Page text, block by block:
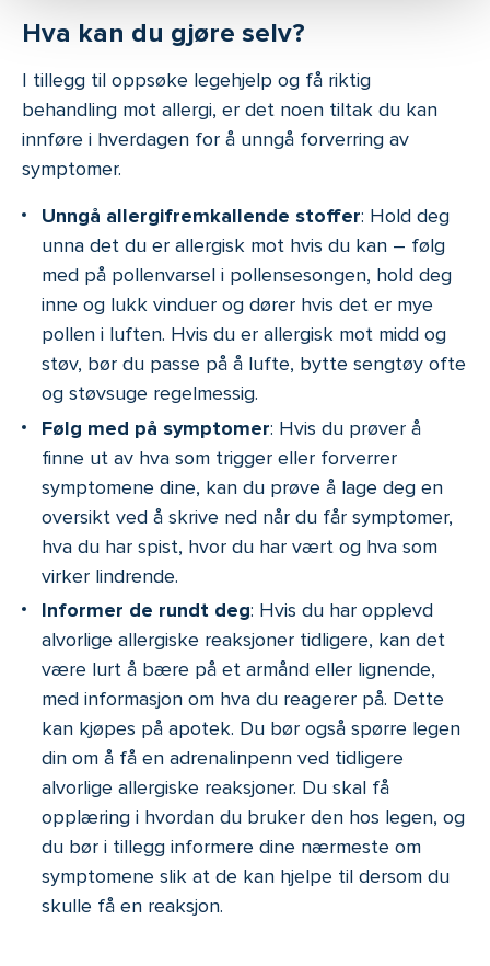
Hva kan du gjøre selv?
I tillegg til oppsøke legehjelp og få riktig
behandling mot allergi, er det noen tiltak du kan
innføre i hverdagen for å unngå forverring av
symptomer.
Unngå allergifremkallende stoffer: Hold deg
unna det du er allergisk mot hvis du kan – følg
med på pollenvarsel i pollensesongen, hold deg
inne og lukk vinduer og dører hvis det er mye
pollen i luften. Hvis du er allergisk mot midd og
støv, bør du passe på å lufte, bytte sengtøy ofte
og støvsuge regelmessig.
Følg med på symptomer: Hvis du prøver å
finne ut av hva som trigger eller forverrer
symptomene dine, kan du prøve å lage deg en
oversikt ved å skrive ned når du får symptomer,
hva du har spist, hvor du har vært og hva som
virker lindrende.
Informer de rundt deg: Hvis du har opplevd
alvorlige allergiske reaksjoner tidligere, kan det
være lurt å bære på et armånd eller lignende,
med informasjon om hva du reagerer på. Dette
kan kjøpes på apotek. Du bør også spørre legen
din om å få en adrenalinpenn ved tidligere
alvorlige allergiske reaksjoner. Du skal få
opplæring i hvordan du bruker den hos legen, og
du bør i tillegg informere dine nærmeste om
symptomene slik at de kan hjelpe til dersom du
skulle få en reaksjon.